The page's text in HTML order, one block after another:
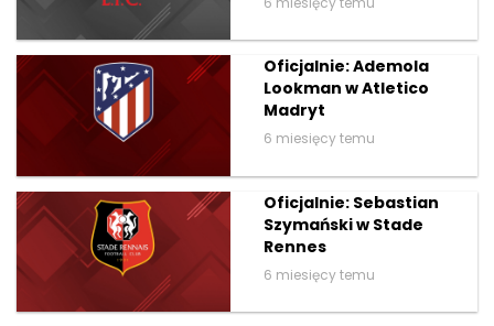
Oficjalnie: Ademola
Lookman w Atletico
Madryt
6 miesięcy temu
Oficjalnie: Sebastian
Szymański w Stade
Rennes
6 miesięcy temu